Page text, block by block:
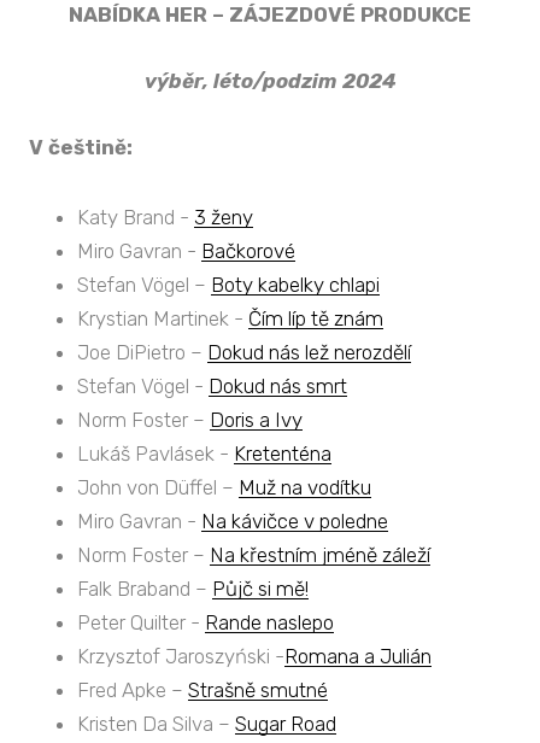
NABÍDKA HER – ZÁJEZDOVÉ PRODUKCE
výběr, léto/podzim 2024
V češtině:
Katy Brand - 3 ženy
Miro Gavran - Bačkorové
Stefan Vögel – Boty kabelky chlapi
Krystian Martinek - Čím líp tě znám
Joe DiPietro – Dokud nás lež nerozdělí
Stefan Vögel - Dokud nás smrt
Norm Foster – Doris a Ivy
Lukáš Pavlásek - Kretenténa
John von Düffel – Muž na vodítku
Miro Gavran - Na kávičce v poledne
Norm Foster – Na křestním jméně záleží
Falk Braband – Půjč si mě!
Peter Quilter - Rande naslepo
Krzysztof Jaroszyński -Romana a Julián
Fred Apke – Strašně smutné
Kristen Da Silva – Sugar Road